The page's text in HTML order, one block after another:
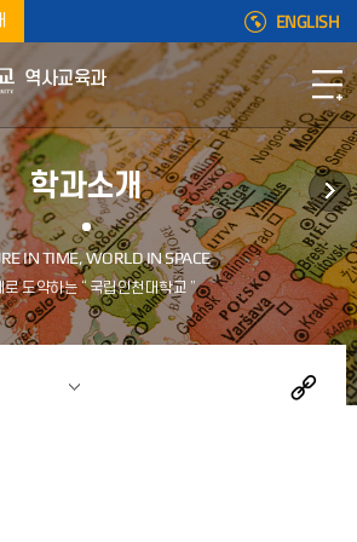
ENGLISH
역사교육과
학과소개